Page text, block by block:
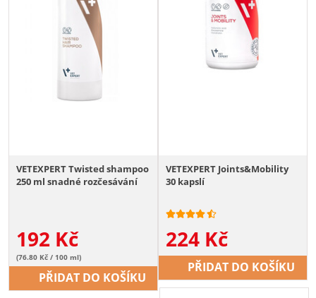
VETEXPERT Twisted shampoo
250 ml snadné rozčesávání
192 Kč
(76.80 Kč / 100 ml)
PŘIDAT DO KOŠÍKU
VETEXPERT Joints&Mobility
30 kapslí
224 Kč
PŘIDAT DO KOŠÍKU